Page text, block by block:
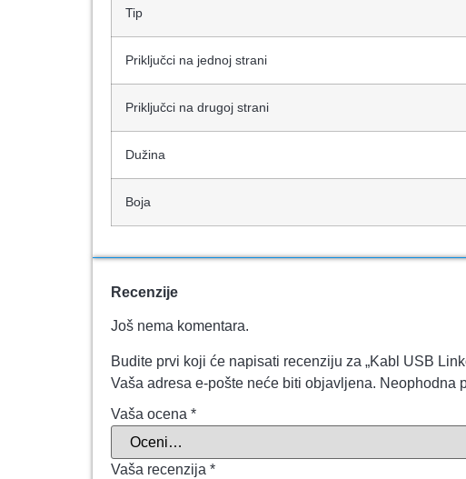
Tip
Priključci na jednoj strani
Priključci na drugoj strani
Dužina
Boja
Recenzije
Još nema komentara.
Budite prvi koji će napisati recenziju za „Kabl USB
Vaša adresa e-pošte neće biti objavljena. Neophodna
Vaša ocena *
Vaša recenzija *